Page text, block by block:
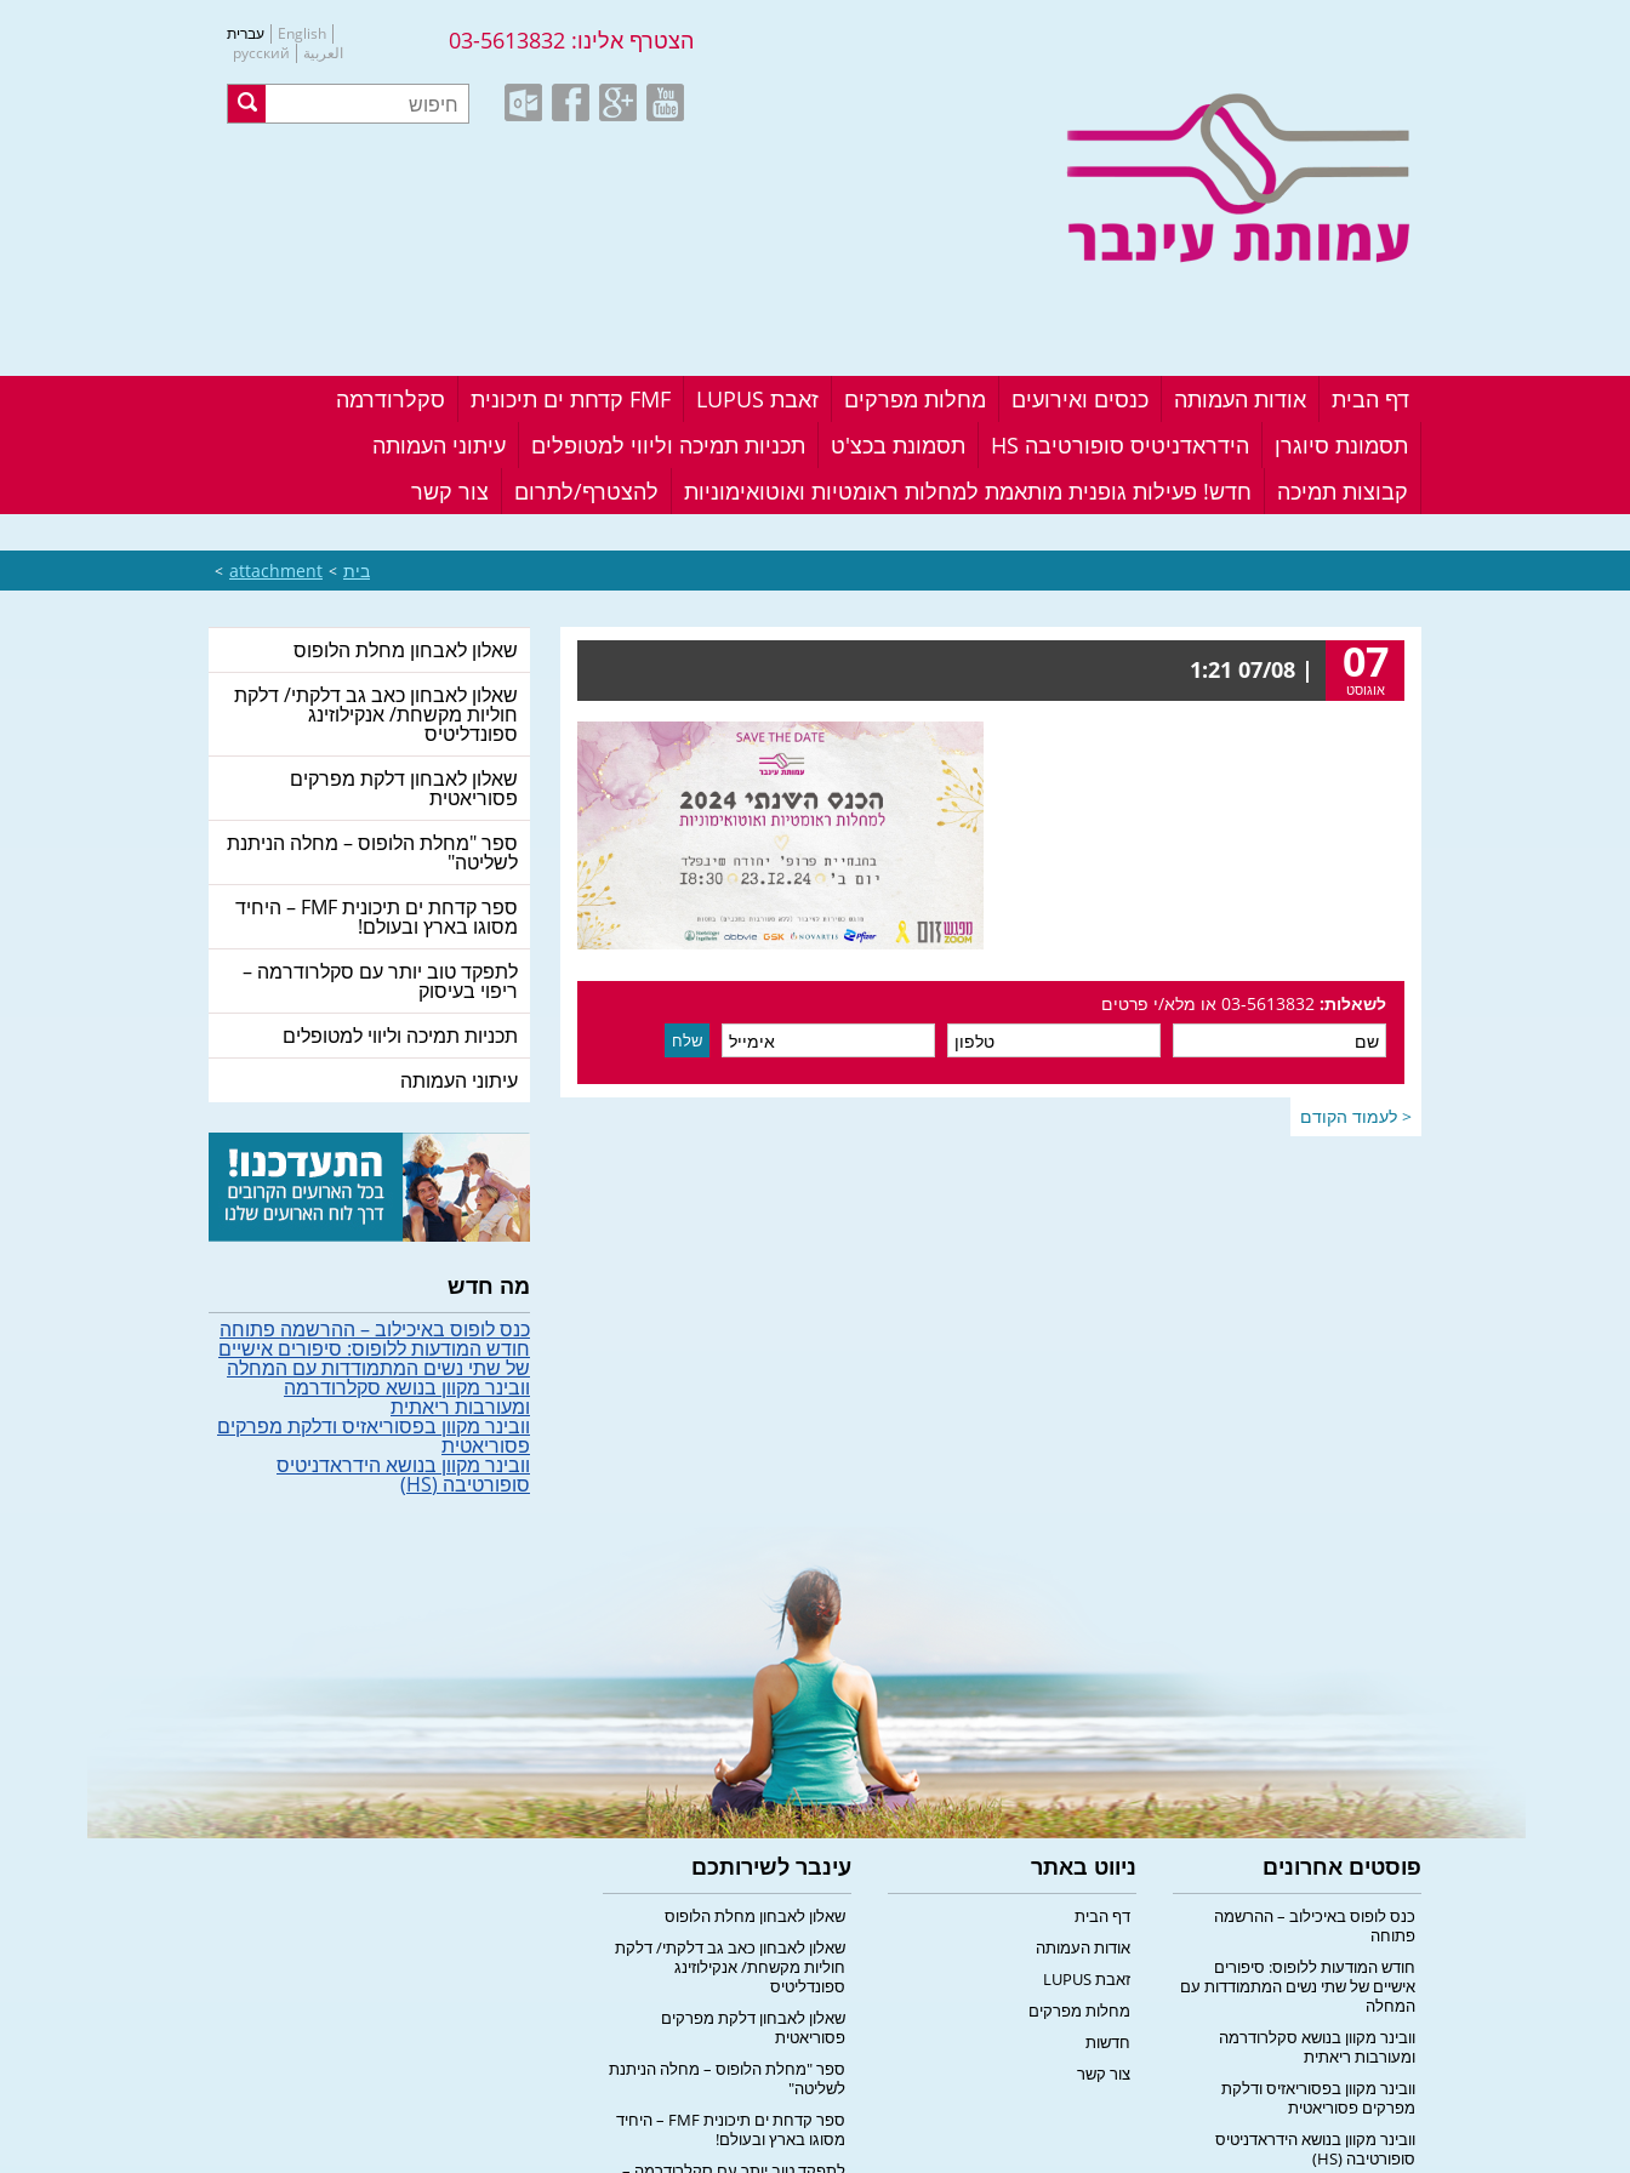
הצטרף אלינו: 03-5613832 עברית
English
русский
العربية
דף הבית אודות העמותה כנסים ואירועים מחלות מפרקים זאבת LUPUS FMF קדחת ים תיכונית
סקלרודרמה
תסמונת סיוגרן
הידראדניטיס סופורטיבה HS תסמונת בכצ'ט תכניות תמיכה וליווי למטופלים
עיתוני העמותה
קבוצות תמיכה
חדש! פעילות גופנית מותאמת למחלות ראומטיות ואוטואימוניות להצטרף/לתרום צור קשר
בית >
attachment
>
07
אוגוסט
|
07/08 1:21
לשאלות: 03-5613832 או מלא/י פרטים
< לעמוד הקודם
שאלון לאבחון מחלת הלופוס
שאלון לאבחון כאב גב דלקתי/ דלקת
חוליות מקשחת/ אנקילוזינג
ספונדליטיס
שאלון לאבחון דלקת מפרקים
פסוריאטית
ספר "מחלת הלופוס – מחלה הניתנת
לשליטה"
ספר קדחת ים תיכונית FMF – היחיד
מסוגו בארץ ובעולם!
לתפקד טוב יותר עם סקלרודרמה –
ריפוי בעיסוק
תכניות תמיכה וליווי למטופלים
עיתוני העמותה
מה חדש
כנס לופוס באיכילוב – ההרשמה פתוחה
חודש המודעות ללופוס: סיפורים אישיים
של שתי נשים המתמודדות עם המחלה
וובינר מקוון בנושא סקלרודרמה
ומעורבות ריאתית
וובינר מקוון בפסוריאזיס ודלקת מפרקים
פסוריאטית
וובינר מקוון בנושא הידראדניטיס
סופורטיבה (HS)
פוסטים אחרונים
כנס לופוס באיכילוב – ההרשמה
פתוחה
חודש המודעות ללופוס: סיפורים
אישיים של שתי נשים המתמודדות עם
המחלה
וובינר מקוון בנושא סקלרודרמה
ומעורבות ריאתית
וובינר מקוון בפסוריאזיס ודלקת
מפרקים פסוריאטית
וובינר מקוון בנושא הידראדניטיס
סופורטיבה (HS)
ניווט באתר
דף הבית
אודות העמותה
זאבת LUPUS
מחלות מפרקים
חדשות
צור קשר
עינבר לשירותכם
שאלון לאבחון מחלת הלופוס
שאלון לאבחון כאב גב דלקתי/ דלקת
חוליות מקשחת/ אנקילוזינג
ספונדליטיס
שאלון לאבחון דלקת מפרקים
פסוריאטית
ספר "מחלת הלופוס – מחלה הניתנת
לשליטה"
ספר קדחת ים תיכונית FMF – היחיד
מסוגו בארץ ובעולם!